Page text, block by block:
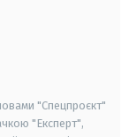
"Спецпроєкт"
"Експерт",